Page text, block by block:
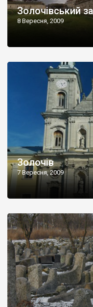
Золочівський
8 Вересня, 2009
Золочів
7 Вересня, 2009